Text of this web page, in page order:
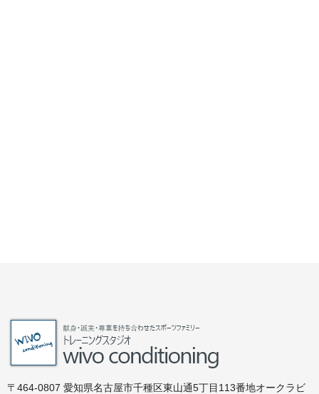
〒464-0807 愛知県名古屋市千種区東山通5丁目113番地オークラビ